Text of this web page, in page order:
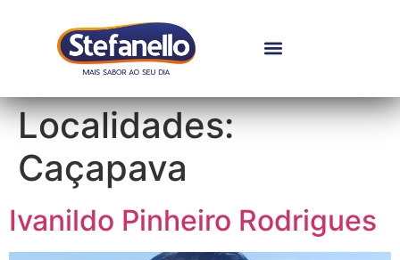
Localidades:
Caçapava
Ivanildo Pinheiro Rodrigues